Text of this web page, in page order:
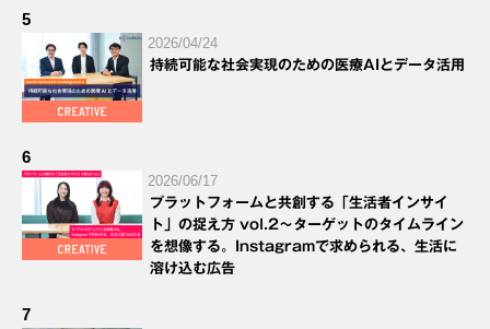
5
2026/04/24
持続可能な社会実現のための医療AIとデータ活用
6
2026/06/17
プラットフォームと共創する「生活者インサイ
ト」の捉え方 vol.2～ターゲットのタイムライン
を想像する。Instagramで求められる、生活に
溶け込む広告
7